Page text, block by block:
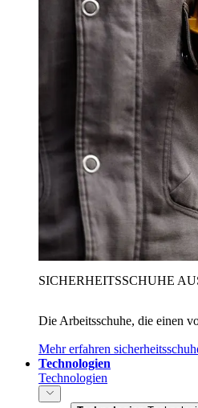
SICHERHEITSSCHUHE
Die Arbeitsschuhe, die einen
Mehr erfahren
Technologien
Technologien